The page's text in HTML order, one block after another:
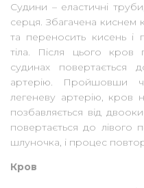
Судини – еластичні
серця. Збагачена киснем
та переносить кисень і
тіла. Після цього кров
судинах
артерію. Пройшовши
легеневу артерію, кров
позбавляється від
повертається до лівого
шлуночка, і процес
Кров